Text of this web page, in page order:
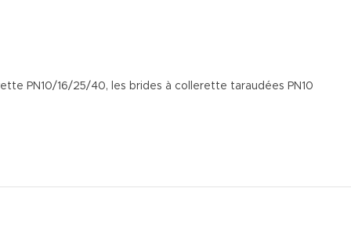
PN10/16/25/40, les brides à collerette taraudées PN10